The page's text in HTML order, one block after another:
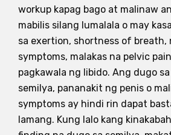
workup kapag bago at malinaw
mabilis silang lumalala o may
sa exertion, shortness of breath,
symptoms, malakas na pelvic
pagkawala ng libido. Ang dugo
semilya, pananakit ng penis o
symptoms ay hindi rin dapat
lamang. Kung lalo kang